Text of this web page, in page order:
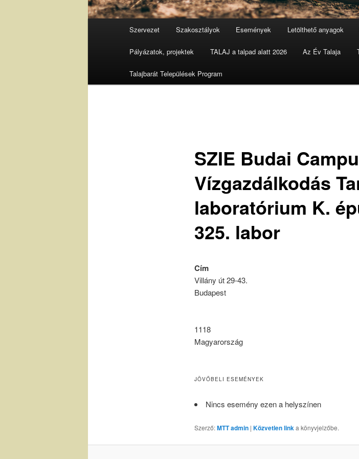
Szervezet Szakosztályok Események Letölthető anyagok
Pályázatok, projektek TALAJ a talpad alatt 2026 Az Év Talaja
Talajbarát Települések Program
SZIE Budai
Vízgazdálkodás
laboratórium K.
325. labor
Cím
Villány út 29-43.
Budapest
1118
Magyarország
JÖVŐBELI ESEMÉNYEK
Nincs esemény ezen a helyszínen
Szerző:MTT admin| Közvetlen linka könyvjelzőbe.